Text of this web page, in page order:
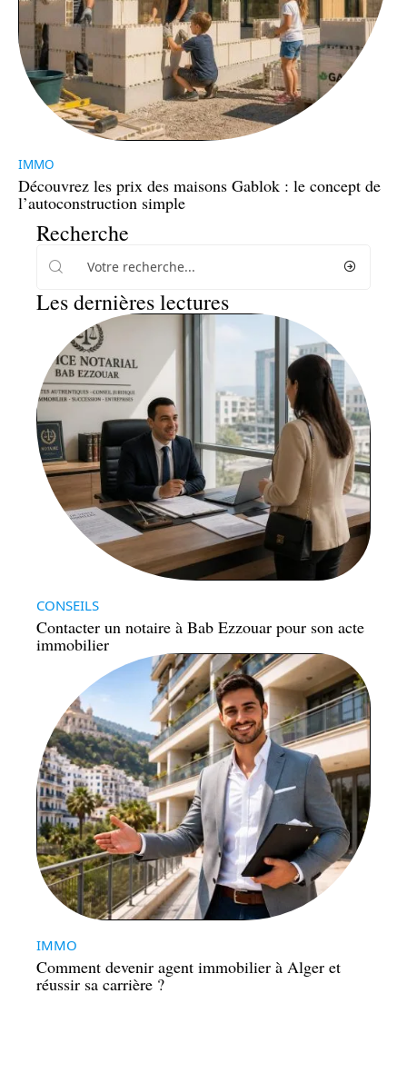
IMMO
Découvrez les prix des maisons Gablok : le concept de
l’autoconstruction simple
Recherche
Les dernières lectures
CONSEILS
Contacter un notaire à Bab Ezzouar pour son acte
immobilier
IMMO
Comment devenir agent immobilier à Alger et
réussir sa carrière ?